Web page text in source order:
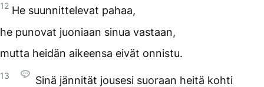
12 He suunnittelevat pahaa,
he punovat juoniaan sinua vastaan,
mutta heidän aikeensa eivät onnistu.
13
Sinä jännität jousesi suoraan heitä kohti